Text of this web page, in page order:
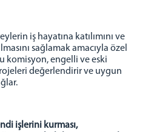
iş hayatına katılımını ve
sağlamak amacıyla özel
komisyon, engelli ve eski
değerlendirir ve uygun
işlerini kurması,